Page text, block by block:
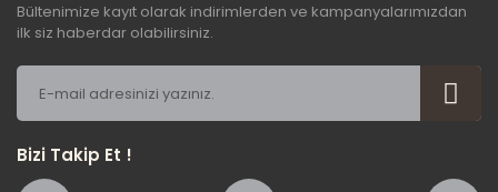
Bültenimize kayıt olarak indirimlerden ve kampanyalarımızdan
ilk siz haberdar olabilirsiniz.
Bizi Takip Et !